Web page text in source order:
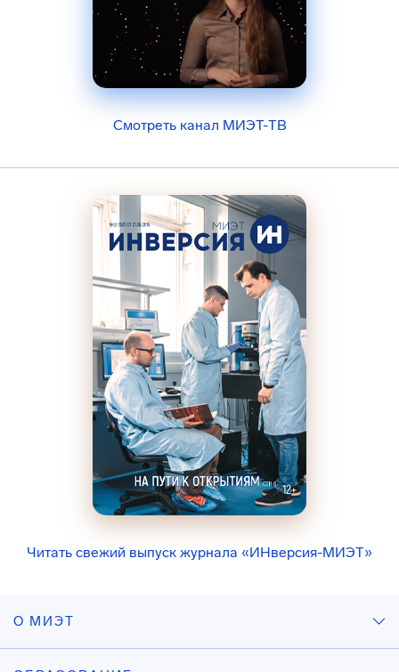
Смотреть канал МИЭТ-ТВ
Читать свежий выпуск журнала «ИНверсия-МИЭТ»
О МИЭТ